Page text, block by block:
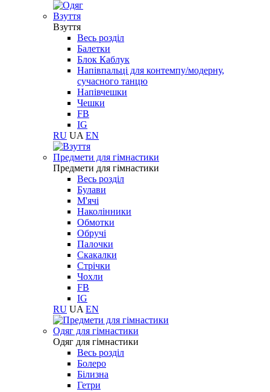
Взуття
Взуття
Весь розділ
Балетки
Блок Каблук
Напівпальці для контемпу/модерну,
сучасного танцю
Напівчешки
Чешки
FB
IG
RU UA EN
Предмети для гімнастики
Предмети для гімнастики
Весь розділ
Булави
М'ячі
Наколінники
Обмотки
Обручі
Палочки
Скакалки
Стрічки
Чохли
FB
IG
RU UA EN
Одяг для гімнастики
Одяг для гімнастики
Весь розділ
Болеро
Білизна
Гетри